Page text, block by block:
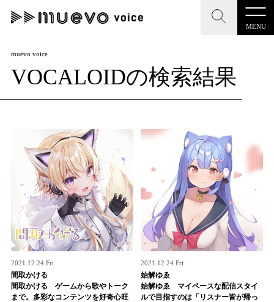
MENU
CLOSE
記事を検索する
人気ワード
#男性SSW #ポップス #女性SSW #ロック
#男性シンガー #HR/HM #女性シンガー
#ヒップホップ #男性シンガーグループ #R&B/ソウル
CLOSE
muevo media
"読者の声を形にする”音楽特化メディア
MENU
記事一覧
プレスリリース一覧
会社概要
お問い合わせ
記事リクエスト
muevo voice
VOCALOIDの検索結果
2021.12.24 Fri
間取かける
間取かける ゲームから歌やトーク
まで。多彩なコンテンツを好奇心旺
2021.12.24 Fri
始解ゆゑ
始解ゆゑ マイペースな配信スタイ
ルで目指すのは「リスナー皆が帰っ